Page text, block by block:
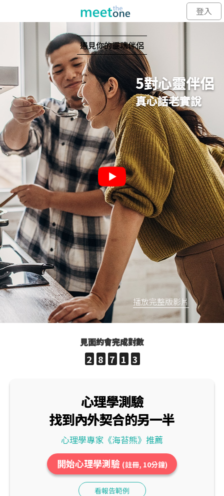
登入
播放完整版影片
5對心靈伴侶
真心話老實說
遇見你的靈魂伴侶
見面約會完成對數
2 8 7 1 3
心理學測驗
找到內外契合的另一半
心理學專家《海苔熊》推薦
開始心理學測驗 (註冊, 10分鐘)
看報告範例